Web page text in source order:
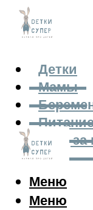
Детки
Мамы
Уход
Меню
Меню